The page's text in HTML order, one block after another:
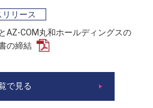
リリース
AZ-COM丸和ホールディングスの
の締結
で見る